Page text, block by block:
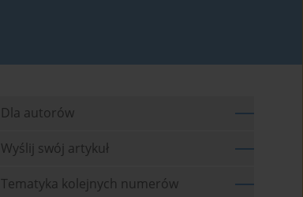
Dla autorów
Wyślij swój artykuł
Tematyka kolejnych numerów